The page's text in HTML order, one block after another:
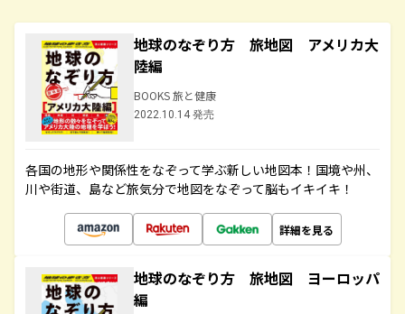
地球のなぞり方 旅地図 アメリカ大
陸編
BOOKS 旅と健康
2022.10.14 発売
各国の地形や関係性をなぞって学ぶ新しい地図本！国境や州、
川や街道、島など旅気分で地図をなぞって脳もイキイキ！
詳細を見る
地球のなぞり方 旅地図 ヨーロッパ
編